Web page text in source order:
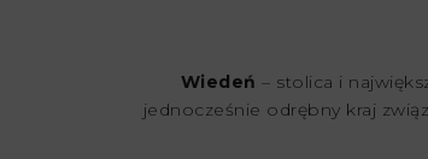
Wiedeń – stolica i
jednocześnie odrębny kraj